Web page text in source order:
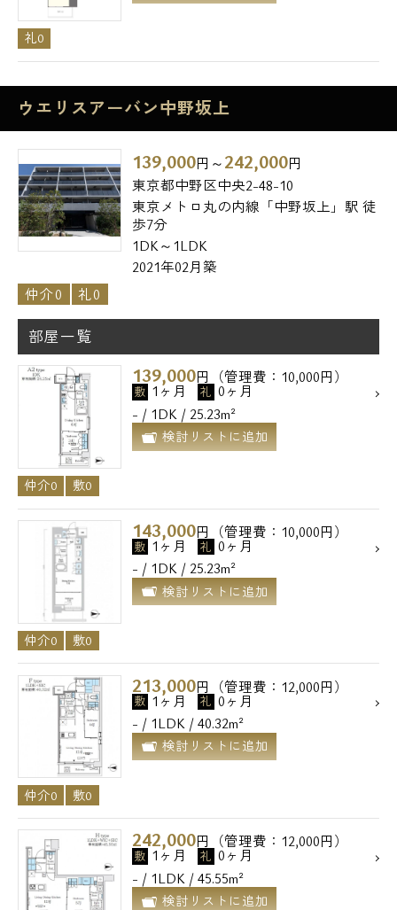
礼0
ウエリスアーバン中野坂上
139,000円～ 242,000円
東京都中野区中央2-48-10
東京メトロ丸の内線「中野坂上」駅 徒
歩7分
1DK～1LDK
2021年02月築
仲介0
礼0
部屋一覧
139,000円（管理費：10,000円）
敷 1ヶ月 礼 0ヶ月
- / 1DK / 25.23m²
検討リストに追加
仲介0 敷0
143,000円（管理費：10,000円）
敷 1ヶ月 礼 0ヶ月
- / 1DK / 25.23m²
検討リストに追加
仲介0 敷0
213,000円（管理費：12,000円）
敷 1ヶ月 礼 0ヶ月
- / 1LDK / 40.32m²
検討リストに追加
仲介0 敷0
242,000円（管理費：12,000円）
敷 1ヶ月 礼 0ヶ月
- / 1LDK / 45.55m²
検討リストに追加